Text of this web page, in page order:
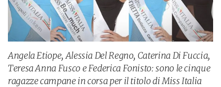
Angela Etiope, Alessia Del Regno, Caterina Di Fuccia,
Teresa Anna Fusco e Federica Fonisto: sono le cinque
ragazze campane in corsa per il titolo di Miss Italia